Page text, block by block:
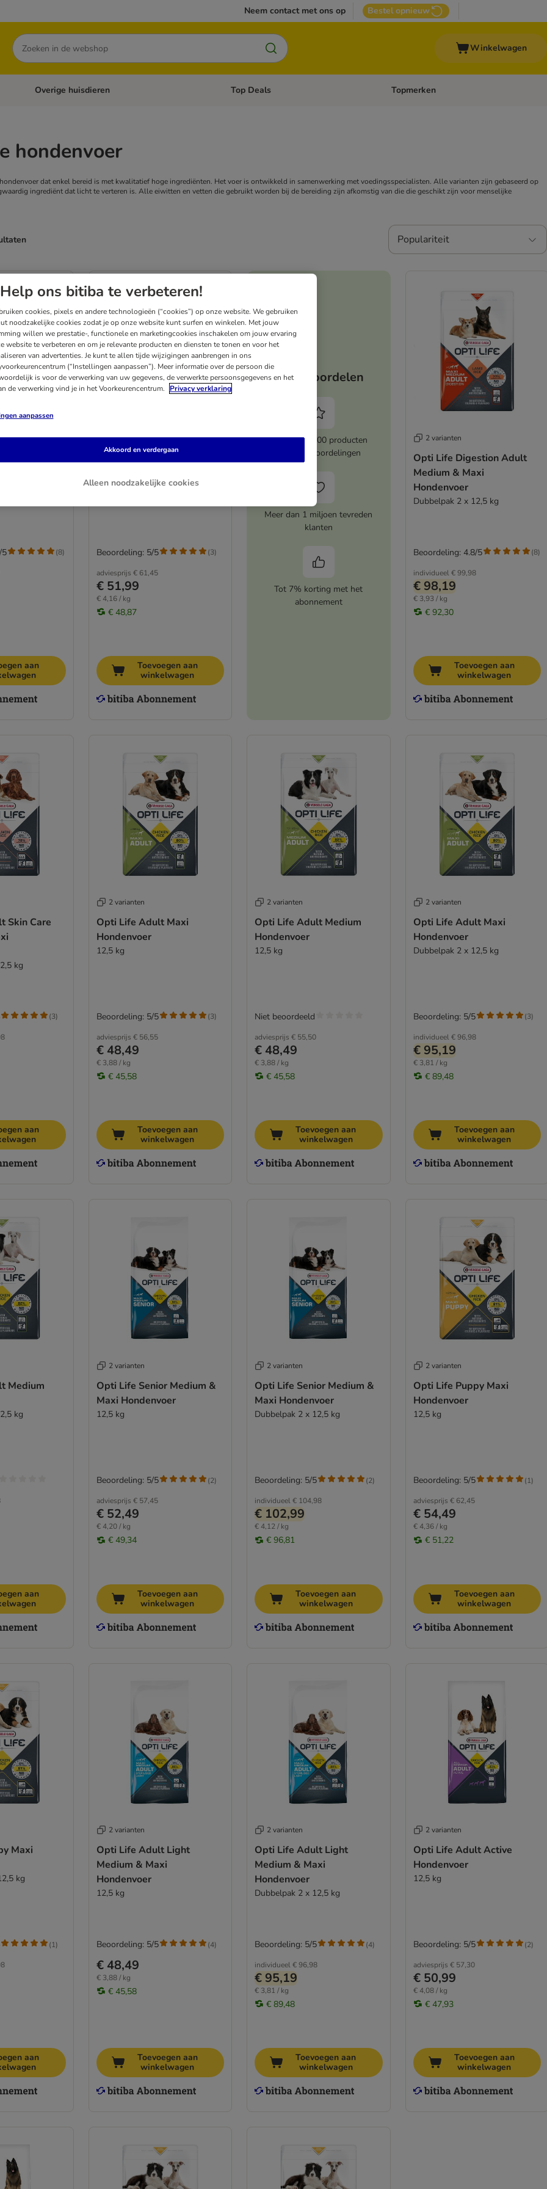
Neem contact met ons op Bestel opnieuw
Zoeken
Winkelwagen
Open categoriemenu: Katten
Overige huisdieren Open categoriemenu: Overige huisdieren
Top Deals Open categoriemenu: Top Deals
Topmerken
hondenvoer
dat enkel bereid is met kwalitatief hoge ingrediënten. Het voer is ontwikkeld in samenwerking met voedingsspecialisten. Alle varianten zijn gebaseerd op
ingrediënt dat licht te verteren is. Alle eiwitten en vetten die gebruikt worden bij de bereiding zijn afkomstig van die die geschikt zijn voor menselijke
Populariteit
Adult
5 (8)
aan
2 varianten
Opti Life Adult Skin Care
Hondenvoer
adviesprijs € 61,45
€ 51,99
€ 4,16 / kg
€ 48,87
Beoordeling: 5/5 (3)
Toevoegen aan
winkelwagen
Jouw voordelen
Meer dan 8000 producten
met topbeoordelingen
Meer dan 1 miljoen tevreden
klanten
Tot 7% korting met het
abonnement
2 varianten
Opti Life Digestion Adult
Medium & Maxi
Hondenvoer
Dubbelpak 2 x 12,5 kg
individueel € 99,98
€ 98,19
€ 3,93 / kg
€ 92,30
Beoordeling: 4.8/5 (8)
Toevoegen aan
winkelwagen
Skin Care
kg
(3)
aan
2 varianten
Opti Life Adult Maxi
Hondenvoer
12,5 kg
adviesprijs € 56,55
€ 48,49
€ 3,88 / kg
€ 45,58
Beoordeling: 5/5 (3)
Toevoegen aan
winkelwagen
2 varianten
Opti Life Adult Medium
Hondenvoer
12,5 kg
adviesprijs € 55,50
€ 48,49
€ 3,88 / kg
€ 45,58
Niet beoordeeld
Toevoegen aan
winkelwagen
2 varianten
Opti Life Adult Maxi
Hondenvoer
Dubbelpak 2 x 12,5 kg
individueel € 96,98
€ 95,19
€ 3,81 / kg
€ 89,48
Beoordeling: 5/5 (3)
Toevoegen aan
winkelwagen
Medium
kg
aan
2 varianten
Opti Life Senior Medium &
Maxi Hondenvoer
12,5 kg
adviesprijs € 57,45
€ 52,49
€ 4,20 / kg
€ 49,34
Beoordeling: 5/5 (2)
Toevoegen aan
winkelwagen
2 varianten
Opti Life Senior Medium &
Maxi Hondenvoer
Dubbelpak 2 x 12,5 kg
individueel€ 104,98
€ 102,99
€ 4,12 / kg
€ 96,81
Beoordeling: 5/5 (2)
Toevoegen aan
winkelwagen
2 varianten
Opti Life Puppy Maxi
Hondenvoer
12,5 kg
adviesprijs € 62,45
€ 54,49
€ 4,36 / kg
€ 51,22
Beoordeling: 5/5 (1)
Toevoegen aan
winkelwagen
Maxi
kg
(1)
aan
2 varianten
Opti Life Adult Light
Medium & Maxi
Hondenvoer
12,5 kg
€ 48,49
€ 3,88 / kg
€ 45,58
Beoordeling: 5/5 (4)
Toevoegen aan
winkelwagen
2 varianten
Opti Life Adult Light
Medium & Maxi
Hondenvoer
Dubbelpak 2 x 12,5 kg
individueel€ 96,98
€ 95,19
€ 3,81 / kg
€ 89,48
Beoordeling: 5/5 (4)
Toevoegen aan
winkelwagen
2 varianten
Opti Life Adult Active
Hondenvoer
12,5 kg
adviesprijs € 57,30
€ 50,99
€ 4,08 / kg
€ 47,93
Beoordeling: 5/5 (2)
Toevoegen aan
winkelwagen
Help ons bitiba te verbeteren!
cookies, pixels en andere technologieën (“cookies”) op onze website. We gebruiken
noodzakelijke cookies zodat je op onze website kunt surfen en winkelen. Met jouw
willen we prestatie-, functionele en marketingcookies inschakelen om jouw ervaring
website te verbeteren en om je relevante producten en diensten te tonen en voor het
van advertenties. Je kunt te allen tijde wijzigingen aanbrengen in ons
(“Instellingen aanpassen”). Meer informatie over de persoon die
is voor de verwerking van uw gegevens, de verwerkte persoonsgegevens en het
de verwerking vind je in het Voorkeurencentrum.
Privacy verklaring
aanpassen
Alleen noodzakelijke cookies
Akkoord en verdergaan